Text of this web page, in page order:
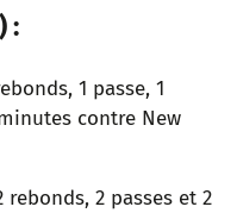
:
1 passe, 1
contre New
2 passes et 2